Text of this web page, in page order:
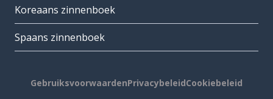
Koreaans zinnenboek
Spaans zinnenboek
GebruiksvoorwaardenPrivacybeleidCookiebeleid